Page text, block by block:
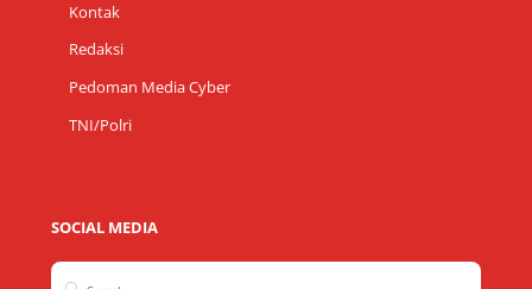
Kontak
Redaksi
Pedoman Media Cyber
TNI/Polri
SOCIAL MEDIA